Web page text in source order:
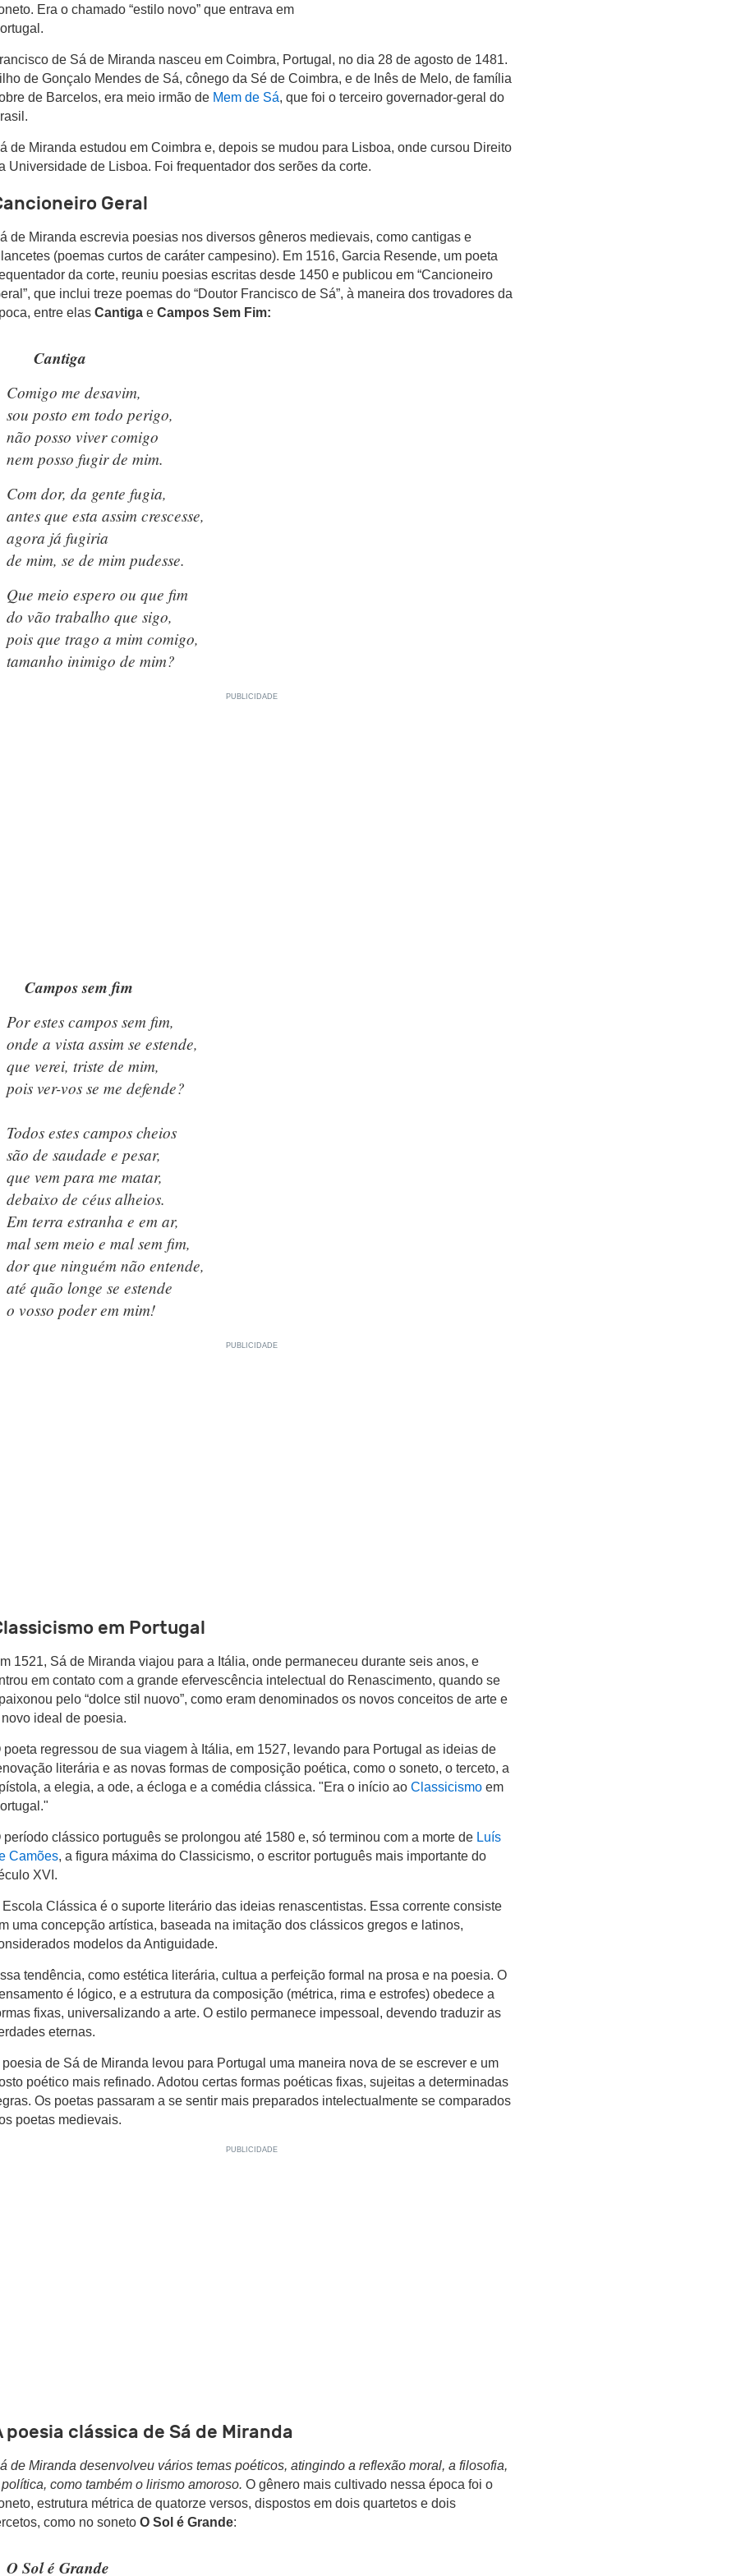
Era o chamado “estilo novo” que entrava em
de Sá de Miranda nasceu em Coimbra, Portugal, no dia 28 de agosto de 1481.
de Gonçalo Mendes de Sá, cônego da Sé de Coimbra, e de Inês de Melo, de família
de Barcelos, era meio irmão de Mem de Sá, que foi o terceiro governador-geral do
de Miranda estudou em Coimbra e, depois se mudou para Lisboa, onde cursou Direito
Universidade de Lisboa. Foi frequentador dos serões da corte.
Geral
de Miranda escrevia poesias nos diversos gêneros medievais, como cantigas e
(poemas curtos de caráter campesino). Em 1516, Garcia Resende, um poeta
da corte, reuniu poesias escritas desde 1450 e publicou em “Cancioneiro
que inclui treze poemas do “Doutor Francisco de Sá”, à maneira dos trovadores da
entre elas Cantiga e Campos Sem Fim:
Cantiga
Comigo me desavim,
sou posto em todo perigo,
não posso viver comigo
nem posso fugir de mim.
Com dor, da gente fugia,
antes que esta assim crescesse,
agora já fugiria
de mim, se de mim pudesse.
Que meio espero ou que fim
do vão trabalho que sigo,
pois que trago a mim comigo,
tamanho inimigo de mim?
Campos sem fim
Por estes campos sem fim,
onde a vista assim se estende,
que verei, triste de mim,
pois ver-vos se me defende?
Todos estes campos cheios
são de saudade e pesar,
que vem para me matar,
debaixo de céus alheios.
Em terra estranha e em ar,
mal sem meio e mal sem fim,
dor que ninguém não entende,
até quão longe se estende
o vosso poder em mim!
em Portugal
1521, Sá de Miranda viajou para a Itália, onde permaneceu durante seis anos, e
em contato com a grande efervescência intelectual do Renascimento, quando se
pelo “dolce stil nuovo”, como eram denominados os novos conceitos de arte e
ideal de poesia.
poeta regressou de sua viagem à Itália, em 1527, levando para Portugal as ideias de
literária e as novas formas de composição poética, como o soneto, o terceto, a
a elegia, a ode, a écloga e a comédia clássica. "Era o início ao Classicismo em
período clássico português se prolongou até 1580 e, só terminou com a morte de Luís
Camões, a figura máxima do Classicismo, o escritor português mais importante do
XVI.
Escola Clássica é o suporte literário das ideias renascentistas. Essa corrente consiste
uma concepção artística, baseada na imitação dos clássicos gregos e latinos,
modelos da Antiguidade.
tendência, como estética literária, cultua a perfeição formal na prosa e na poesia. O
é lógico, e a estrutura da composição (métrica, rima e estrofes) obedece a
fixas, universalizando a arte. O estilo permanece impessoal, devendo traduzir as
eternas.
poesia de Sá de Miranda levou para Portugal uma maneira nova de se escrever e um
poético mais refinado. Adotou certas formas poéticas fixas, sujeitas a determinadas
Os poetas passaram a se sentir mais preparados intelectualmente se comparados
poetas medievais.
poesia clássica de Sá de Miranda
de Miranda desenvolveu vários temas poéticos, atingindo a reflexão moral, a filosofia,
como também o lirismo amoroso. O gênero mais cultivado nessa época foi o
estrutura métrica de quatorze versos, dispostos em dois quartetos e dois
como no soneto O Sol é Grande:
O Sol é Grande